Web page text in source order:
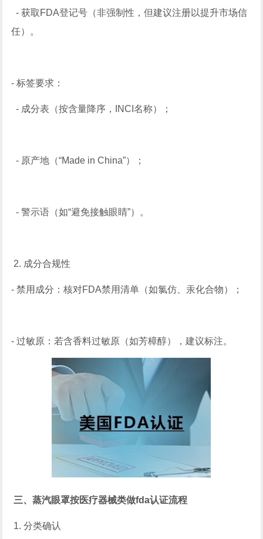
- 获取FDA登记号（非强制性，但建议注册以提升市场信
任）。
- 标签要求：
- 成分表（按含量降序，INCI名称）；
- 原产地（“Made in China”）；
- 警示语（如“避免接触眼睛”）。
2. 成分合规性
- 禁用成分：核对FDA禁用清单（如氯仿、汞化合物）；
- 过敏原：若含香料过敏原（如芳樟醇），建议标注。
三、蒸汽眼罩按医疗器械类做fda认证流程
1. 分类确认